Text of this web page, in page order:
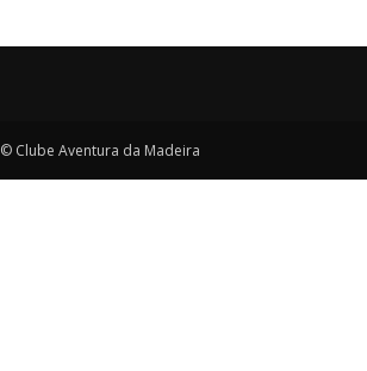
© Clube Aventura da Madeira